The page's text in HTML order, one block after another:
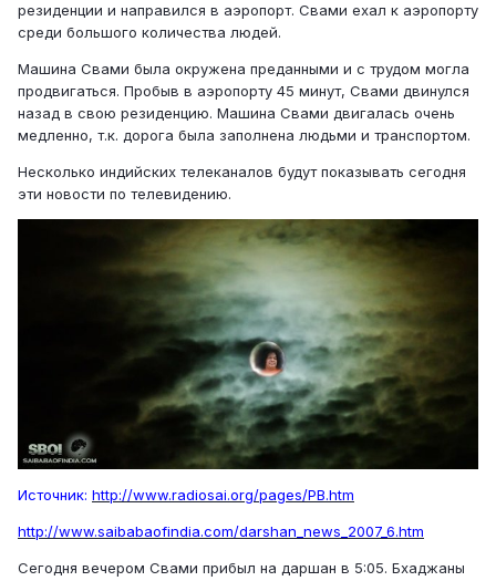
резиденции и направился в аэропорт. Свами ехал к аэропорту
среди большого количества людей.
Машина Свами была окружена преданными и с трудом могла
продвигаться. Пробыв в аэропорту 45 минут, Свами двинулся
назад в свою резиденцию. Машина Свами двигалась очень
медленно, т.к. дорога была заполнена людьми и транспортом.
Несколько индийских телеканалов будут показывать сегодня
эти новости по телевидению.
Источник: http://www.radiosai.org/pages/PB.htm
http://www.saibabaofindia.com/darshan_news_2007_6.htm
Сегодня вечером Свами прибыл на даршан в 5:05. Бхаджаны